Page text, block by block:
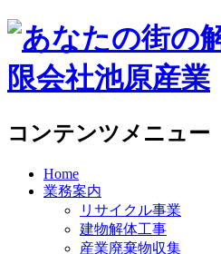
コンテンツメニュー
Home
業務案内
リサイクル事業
建物解体工事
産業廃棄物収集